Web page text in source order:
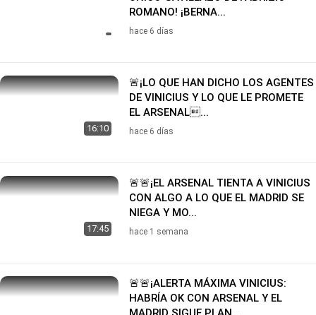
ROMANO! ¡BERNA...
hace 6 días
16:10
🚨¡LO QUE HAN DICHO LOS AGENTES
DE VINICIUS Y LO QUE LE PROMETE
EL ARSENAL...
hace 6 días
17:45
🚨🚨¡EL ARSENAL TIENTA A VINICIUS
CON ALGO A LO QUE EL MADRID SE
NIEGA Y MO...
hace 1 semana
🚨🚨¡ALERTA MÁXIMA VINICIUS:
HABRÍA OK CON ARSENAL Y EL